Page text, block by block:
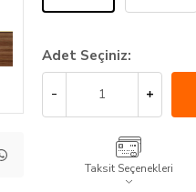
Adet Seçiniz:
Taksit Seçenekleri